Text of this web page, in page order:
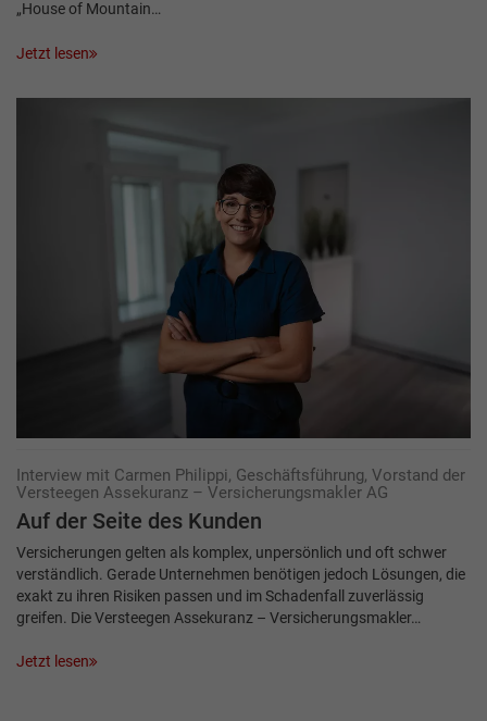
„House of Mountain…
Jetzt lesen
Interview mit Carmen Philippi, Geschäftsführung, Vorstand der
Versteegen Assekuranz – Versicherungsmakler AG
Auf der Seite des Kunden
Versicherungen gelten als komplex, unpersönlich und oft schwer
verständlich. Gerade Unternehmen benötigen jedoch Lösungen, die
exakt zu ihren Risiken passen und im Schadenfall zuverlässig
greifen. Die Versteegen Assekuranz – Versicherungsmakler…
Jetzt lesen